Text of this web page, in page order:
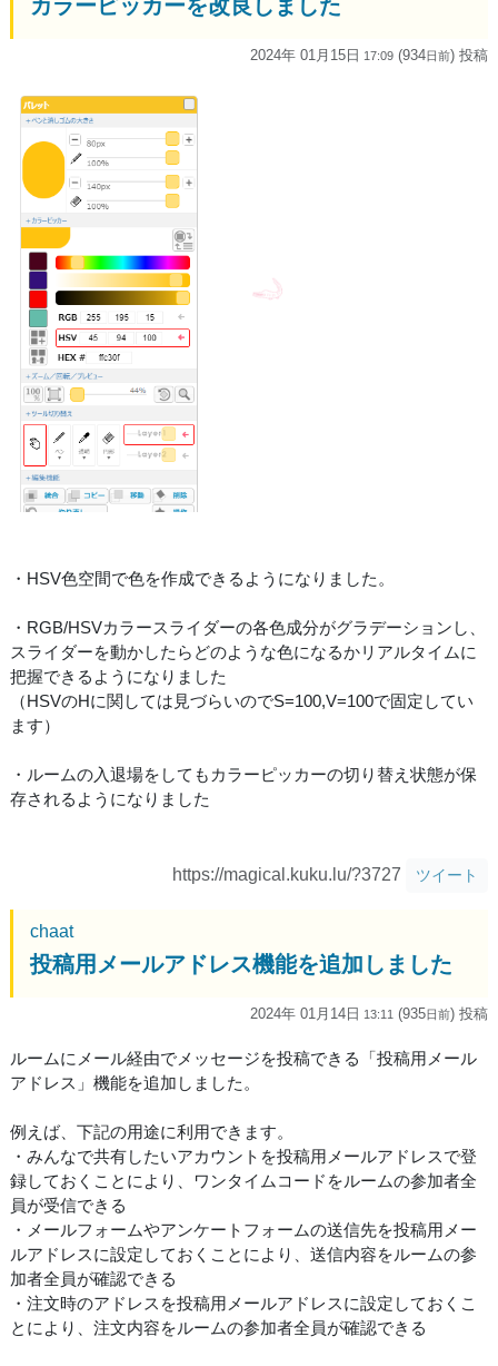
カラーピッカーを改良しました
2024年 01月15日 17:09 (934日前) 投稿
・HSV色空間で色を作成できるようになりました。
・RGB/HSVカラースライダーの各色成分がグラデーションし、
スライダーを動かしたらどのような色になるかリアルタイムに
把握できるようになりました
（HSVのHに関しては見づらいのでS=100,V=100で固定してい
ます）
・ルームの入退場をしてもカラーピッカーの切り替え状態が保
存されるようになりました
https://magical.kuku.lu/?3727 ツイート
chaat
投稿用メールアドレス機能を追加しました
2024年 01月14日 13:11 (935日前) 投稿
ルームにメール経由でメッセージを投稿できる「投稿用メール
アドレス」機能を追加しました。
例えば、下記の用途に利用できます。
・みんなで共有したいアカウントを投稿用メールアドレスで登
録しておくことにより、ワンタイムコードをルームの参加者全
員が受信できる
・メールフォームやアンケートフォームの送信先を投稿用メー
ルアドレスに設定しておくことにより、送信内容をルームの参
加者全員が確認できる
・注文時のアドレスを投稿用メールアドレスに設定しておくこ
とにより、注文内容をルームの参加者全員が確認できる